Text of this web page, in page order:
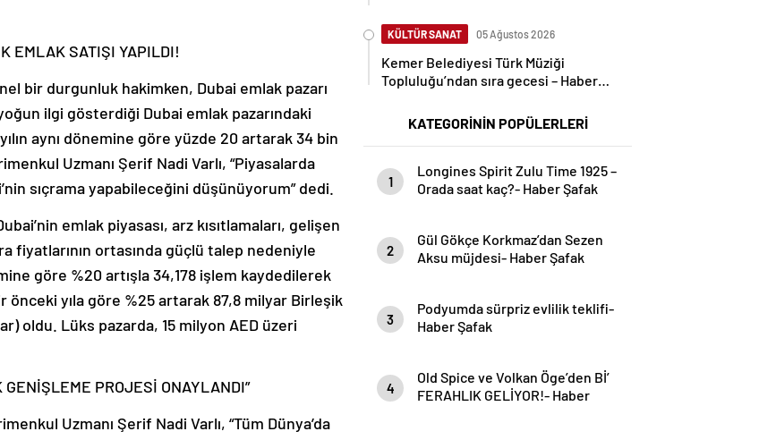
EMLAK SATIŞI YAPILDI!
bir durgunluk hakimken, Dubai emlak pazarı
ilgi gösterdiği Dubai emlak pazarındaki
aynı dönemine göre yüzde 20 artarak 34 bin
Uzmanı Şerif Nadi Varlı, “Piyasalarda
sıçrama yapabileceğini düşünüyorum” dedi.
emlak piyasası, arz kısıtlamaları, gelişen
fiyatlarının ortasında güçlü talep nedeniyle
göre %20 artışla 34,178 işlem kaydedilerek
önceki yıla göre %25 artarak 87,8 milyar Birleşik
oldu. Lüks pazarda, 15 milyon AED üzeri
GENİŞLEME PROJESİ ONAYLANDI”
Uzmanı Şerif Nadi Varlı, “Tüm Dünya’da
KÜLTÜR SANAT 05 Ağustos 2026
Kemer Belediyesi Türk Müziği
Topluluğu’ndan sıra gecesi – Haber
KATEGORİNİN POPÜLERLERİ
1
Longines Spirit Zulu Time 1925 –
Orada saat kaç?- Haber Şafak
2
Gül Gökçe Korkmaz’dan Sezen
Aksu müjdesi- Haber Şafak
3
Podyumda sürpriz evlilik teklifi-
Haber Şafak
4
Old Spice ve Volkan Öge’den Bİ’
FERAHLIK GELİYOR!- Haber